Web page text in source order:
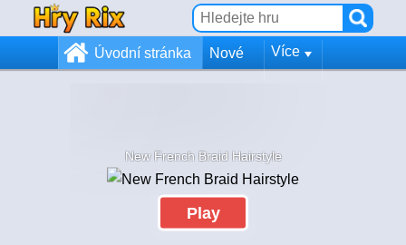
Úvodní stránka Nové Více
New French Braid Hairstyle
Play